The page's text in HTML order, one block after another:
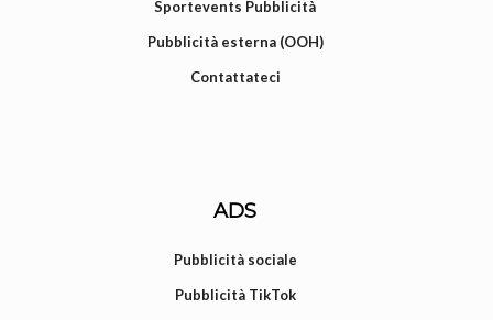
Sportevents Pubblicità
Pubblicità esterna (OOH)
Contattateci
ADS
Pubblicità sociale
Pubblicità TikTok